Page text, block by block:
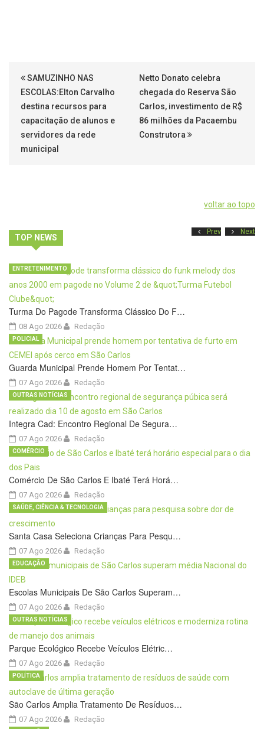
SAMUZINHO NAS
ESCOLAS:Elton Carvalho
destina recursos para
capacitação de alunos e
servidores da rede
municipal
Netto Donato celebra
chegada do Reserva São
Carlos, investimento de R$
86 milhões da Pacaembu
Construtora
voltar ao topo
TOP NEWS
Prev Next
Turma Do Pagode Transforma Clássico Do F…
08 Ago 2026
ENTRETENIMENTO
Redação
Guarda Municipal Prende Homem Por Tentat…
07 Ago 2026
POLICIAL
Redação
Integra Cad: Encontro Regional De Segura…
07 Ago 2026
OUTRAS NOTÍCIAS
Redação
Comércio De São Carlos E Ibaté Terá Horá…
07 Ago 2026
COMÉRCIO
Redação
Santa Casa Seleciona Crianças Para Pesqu…
07 Ago 2026
SAÚDE, CIÊNCIA & TECNOLOGIA
Redação
Escolas Municipais De São Carlos Superam…
07 Ago 2026
EDUCAÇÃO
Redação
Parque Ecológico Recebe Veículos Elétric…
07 Ago 2026
OUTRAS NOTÍCIAS
Redação
São Carlos Amplia Tratamento De Resíduos…
07 Ago 2026
POLÍTICA
Redação